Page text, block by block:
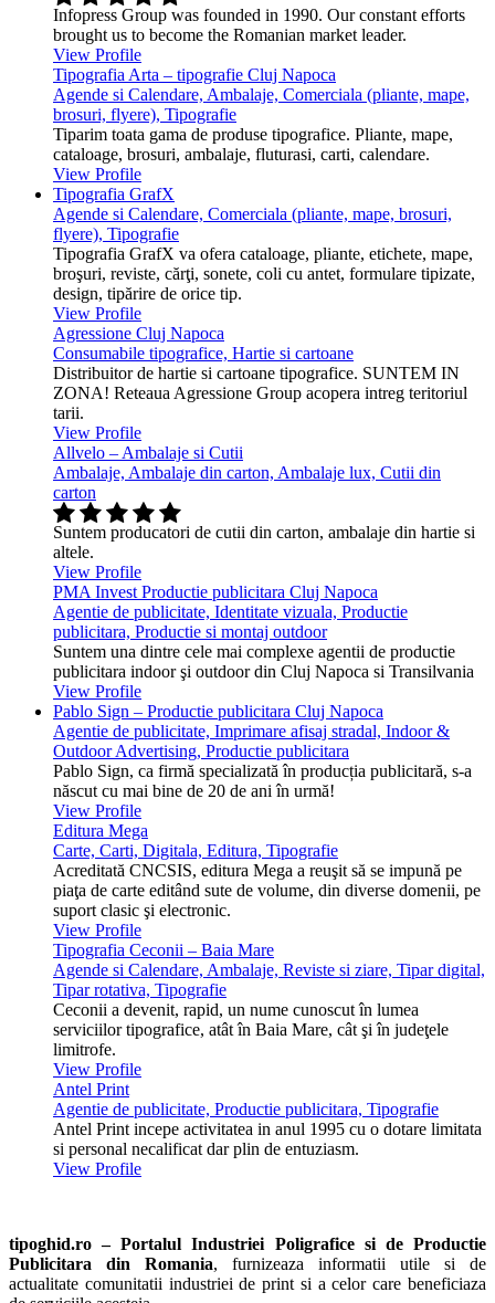
Infopress Group was founded in 1990. Our constant efforts
brought us to become the Romanian market leader.
View Profile
Tipografia Arta – tipografie Cluj Napoca
Agende si Calendare, Ambalaje, Comerciala (pliante, mape,
brosuri, flyere), Tipografie
Tiparim toata gama de produse tipografice. Pliante, mape,
cataloage, brosuri, ambalaje, fluturasi, carti, calendare.
View Profile
Tipografia GrafX
Agende si Calendare, Comerciala (pliante, mape, brosuri,
flyere), Tipografie
Tipografia GrafX va ofera cataloage, pliante, etichete, mape,
broşuri, reviste, cărţi, sonete, coli cu antet, formulare tipizate,
design, tipărire de orice tip.
View Profile
Agressione Cluj Napoca
Consumabile tipografice, Hartie si cartoane
Distribuitor de hartie si cartoane tipografice. SUNTEM IN
ZONA! Reteaua Agressione Group acopera intreg teritoriul
tarii.
View Profile
Allvelo – Ambalaje si Cutii
Ambalaje, Ambalaje din carton, Ambalaje lux, Cutii din
carton
Suntem producatori de cutii din carton, ambalaje din hartie si
altele.
View Profile
PMA Invest Productie publicitara Cluj Napoca
Agentie de publicitate, Identitate vizuala, Productie
publicitara, Productie si montaj outdoor
Suntem una dintre cele mai complexe agentii de productie
publicitara indoor şi outdoor din Cluj Napoca si Transilvania
View Profile
Pablo Sign – Productie publicitara Cluj Napoca
Agentie de publicitate, Imprimare afisaj stradal, Indoor &
Outdoor Advertising, Productie publicitara
Pablo Sign, ca firmă specializată în producția publicitară, s-a
născut cu mai bine de 20 de ani în urmă!
View Profile
Editura Mega
Carte, Carti, Digitala, Editura, Tipografie
Acreditată CNCSIS, editura Mega a reuşit să se impună pe
piaţa de carte editând sute de volume, din diverse domenii, pe
suport clasic şi electronic.
View Profile
Tipografia Ceconii – Baia Mare
Agende si Calendare, Ambalaje, Reviste si ziare, Tipar digital,
Tipar rotativa, Tipografie
Ceconii a devenit, rapid, un nume cunoscut în lumea
serviciilor tipografice, atât în Baia Mare, cât şi în judeţele
limitrofe.
View Profile
Antel Print
Agentie de publicitate, Productie publicitara, Tipografie
Antel Print incepe activitatea in anul 1995 cu o dotare limitata
si personal necalificat dar plin de entuziasm.
View Profile
tipoghid.ro – Portalul Industriei Poligrafice si de Productie
Publicitara din Romania, furnizeaza informatii utile si de
actualitate comunitatii industriei de print si a celor care beneficiaza